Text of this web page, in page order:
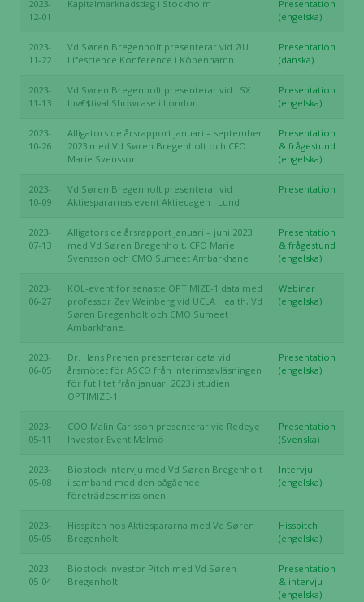
2023-
12-01
Kapitalmarknadsdag i Stockholm
Presentation
(engelska)
2023-
11-22
Vd Søren Bregenholt presenterar vid ØU
Lifescience Konference i Köpenhamn
Presentation
(danska)
2023-
11-13
Vd Søren Bregenholt presenterar vid LSX
Inv€$tival Showcase i London
Presentation
(engelska)
2023-
10-26
Alligators delårsrapport januari – september
2023 med Vd Søren Bregenholt och CFO
Marie Svensson
Presentation
& frågestund
(engelska)
2023-
10-09
Vd Søren Bregenholt presenterar vid
Aktiespararnas event Aktiedagen i Lund
Presentation
2023-
07-13
Alligators delårsrapport januari – juni 2023
med Vd Søren Bregenholt, CFO Marie
Svensson och CMO Sumeet Ambarkhane
Presentation
& frågestund
(engelska)
2023-
06-27
KOL-event för senaste OPTIMIZE-1 data med
professor Zev Weinberg vid UCLA Health, Vd
Søren Bregenholt och CMO Sumeet
Ambarkhane.
Webinar
(engelska)
2023-
06-05
Dr. Hans Prenen presenterar data vid
årsmötet för ASCO från interimsavläsningen
för futilitet från januari 2023 i studien
OPTIMIZE-1
Presentation
(engelska)
2023-
05-11
COO Malin Carlsson presenterar vid Redeye
Investor Event Malmö
Presentation
(Svenska)
2023-
05-08
Biostock intervju med Vd Søren Bregenholt
i samband med den pågående
företrädesemissionen
Intervju
(engelska)
2023-
05-05
Hisspitch hos Aktiespararna med Vd Søren
Bregenholt
Hisspitch
(engelska)
2023-
05-04
Biostock Investor Pitch med Vd Søren
Bregenholt
Presentation
& intervju
(engelska)